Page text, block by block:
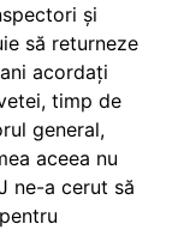
și
să returneze
acordați
timp de
general,
aceea nu
ne-a cerut să